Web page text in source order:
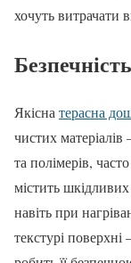
хочуть витрачати
Якіснатерасна
чистих
та полімерів,
містить
навіть при
текстурі